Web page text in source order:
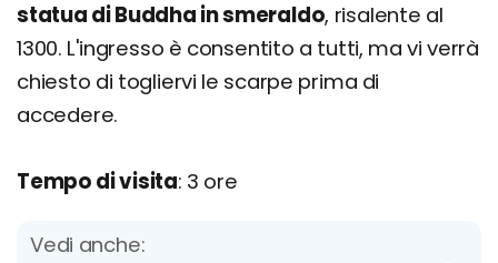
statua di Buddha in smeraldo, risalente al
1300. L'ingresso è consentito a tutti, ma vi verrà
chiesto di togliervi le scarpe prima di
accedere.
Tempo di visita: 3 ore
Vedi anche: